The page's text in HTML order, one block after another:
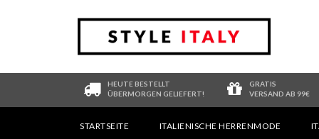
HEUTE BESTELLT
ÜBERMORGEN GELIEFERT!
GRATIS
VERSAND AB 99€
STARTSEITE ITALIENISCHE HERRENMODE